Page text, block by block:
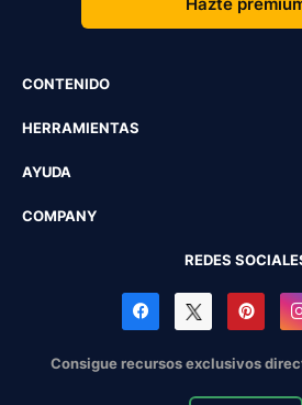
CONTENIDO
HERRAMIENTAS
AYUDA
COMPANY
REDES
Consigue recursos exclusivos